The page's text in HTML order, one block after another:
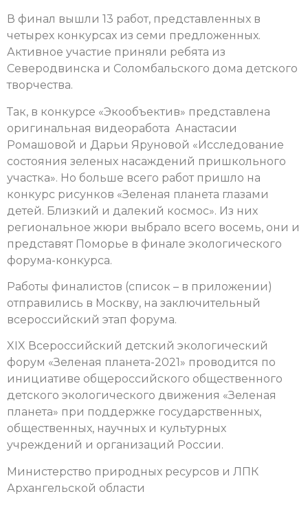
В финал вышли 13 работ, представленных в
четырех конкурсах из семи предложенных.
Активное участие приняли ребята из
Северодвинска и Соломбальского дома детского
творчества.
Так, в конкурсе «Экообъектив» представлена
оригинальная видеоработа Анастасии
Ромашовой и Дарьи Яруновой «Исследование
состояния зеленых насаждений пришкольного
участка». Но больше всего работ пришло на
конкурс рисунков «Зеленая планета глазами
детей. Близкий и далекий космос». Из них
региональное жюри выбрало всего восемь, они и
представят Поморье в финале экологического
форума-конкурса.
Работы финалистов (список – в приложении)
отправились в Москву, на заключительный
всероссийский этап форума.
XIX Всероссийский детский экологический
форум «Зеленая планета-2021» проводится по
инициативе общероссийского общественного
детского экологического движения «Зеленая
планета» при поддержке государственных,
общественных, научных и культурных
учреждений и организаций России.
Министерство природных ресурсов и ЛПК
Архангельской области